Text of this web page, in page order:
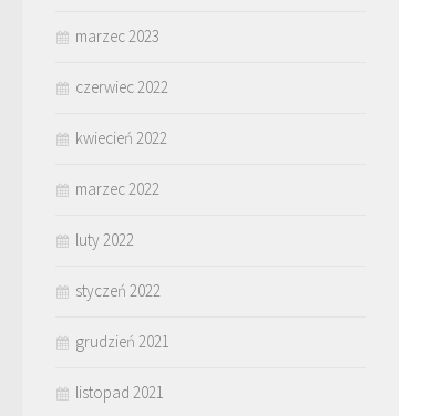
marzec 2023
czerwiec 2022
kwiecień 2022
marzec 2022
luty 2022
styczeń 2022
grudzień 2021
listopad 2021